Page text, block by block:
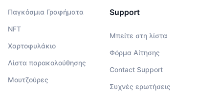
Παγκόσμια Γραφήματα
NFT
Χαρτοφυλάκιο
Λίστα παρακολούθησης
Μουτζούρες
Support
Μπείτε στη λίστα
Φόρμα Αίτησης
Contact Support
Συχνές ερωτήσεις